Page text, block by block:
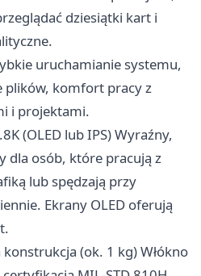
dziesiątki kart i
uruchamianie systemu,
plików, komfort pracy z
i projektami.
(OLED lub IPS) Wyraźny,
dla osób, które pracują z
lub spędzają przy
Ekrany OLED oferują
(ok. 1 kg) Włókno